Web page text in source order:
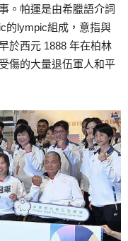
。帕運是由希臘語介詞
的lympic組成，意指與
於西元 1888 年在柏林
傷的大量退伍軍人和平